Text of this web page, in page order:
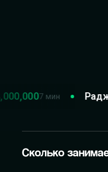
GRAND RP
7 мин Раджаб
Сколько